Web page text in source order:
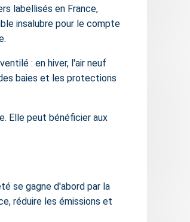
labellisés en France,
insalubre pour le compte
: en hiver, l'air neuf
baies et les protections
Elle peut bénéficier aux
se gagne d'abord par la
réduire les émissions et